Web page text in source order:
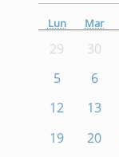
Lun Mar
29 30
5
6
12
13
19
20